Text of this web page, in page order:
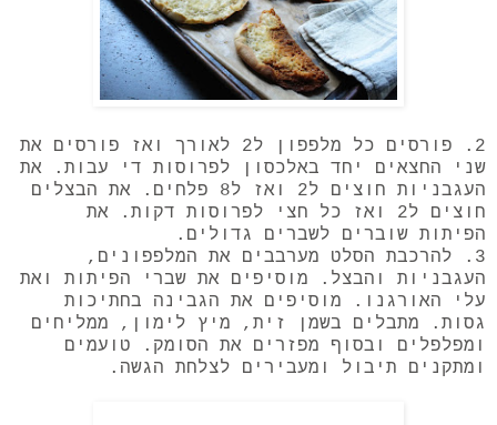
2. פורסים כל מלפפון ל2 לאורך ואז פורסים את
שני החצאים יחד באלכסון לפרוסות די עבות. את
העגבניות חוצים ל2 ואז ל8 פלחים. את הבצלים
חוצים ל2 ואז כל חצי לפרוסות דקות. את
הפיתות שוברים לשברים גדולים.
3. להרכבת הסלט מערבבים את המלפפונים,
העגבניות והבצל. מוסיפים את שברי הפיתות ואת
עלי האורגנו. מוסיפים את הגבינה בחתיכות
גסות. מתבלים בשמן זית, מיץ לימון, ממליחים
ומפלפלים ובסוף מפזרים את הסומק. טועמים
ומתקנים תיבול ומעבירים לצלחת הגשה.